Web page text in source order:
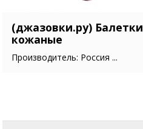
(джазовки.ру) Балетки
кожаные
Производитель: Россия ...